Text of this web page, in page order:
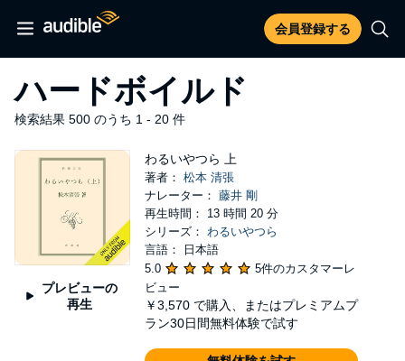
会員登録する
ハードボイルド
検索結果 500 のうち 1 - 20 件
プレビューの
再生
わるいやつら 上
著者： 松本 清張
ナレーター： 藤井 剛
再生時間： 13 時間 20 分
シリーズ： わるいやつら
言語： 日本語
5.0
5件のカスタマーレ
ビュー
￥3,570 で購入、またはプレミアムプ
ラン30日間無料体験で試す